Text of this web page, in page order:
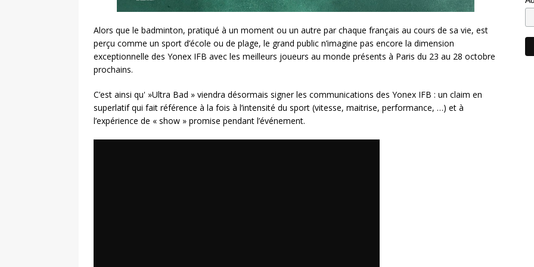
Alors que le badminton, pratiqué à un moment ou un autre par chaque français au cours de sa vie, est
perçu comme un sport d’école ou de plage, le grand public n’imagine pas encore la dimension
exceptionnelle des Yonex IFB avec les meilleurs joueurs au monde présents à Paris du 23 au 28 octobre
prochains.
C’est ainsi qu' »Ultra Bad » viendra désormais signer les communications des Yonex IFB : un claim en
superlatif qui fait référence à la fois à l’intensité du sport (vitesse, maitrise, performance, …) et à
l’expérience de « show » promise pendant l’événement.